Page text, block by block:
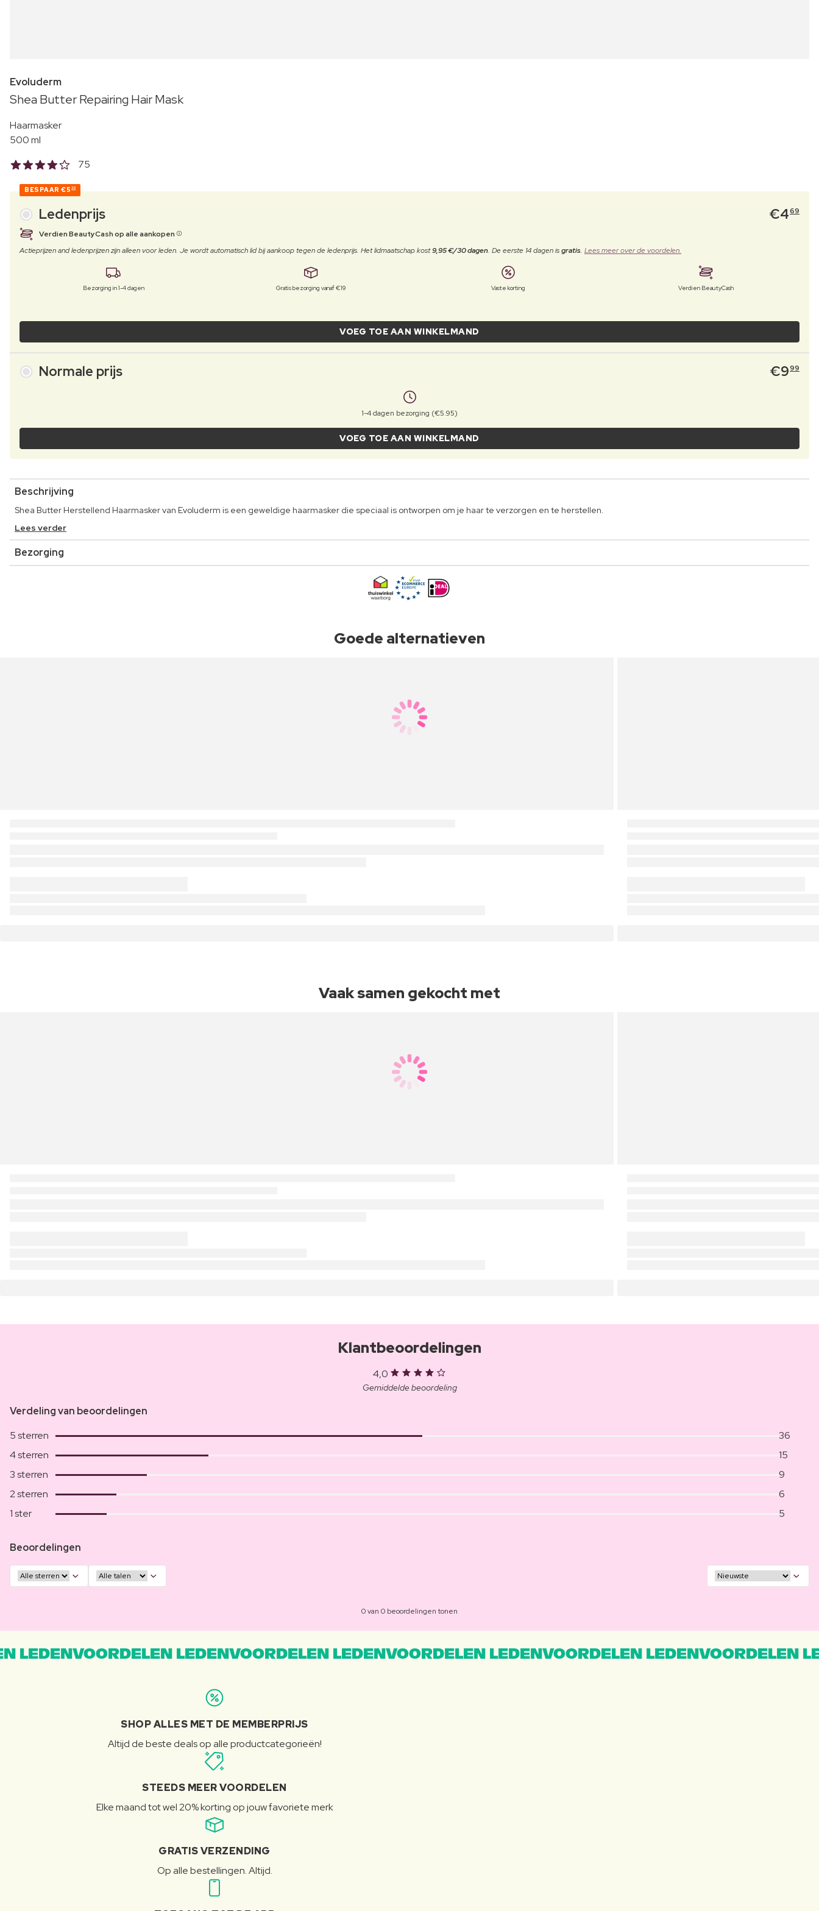
Evoluderm
Shea Butter Repairing Hair Mask
Haarmasker
500 ml
75
BESPAAR €5 30
Ledenprijs €469
Verdien BeautyCash op alle aankopen
Actieprijzen and ledenprijzen zijn alleen voor leden. Je wordt automatisch lid bij aankoop tegen de ledenprijs. Het lidmaatschap kost9,95 €/30 dagen. De eerste 14 dagen isgratis. Lees meer over de voordelen.
Bezorging in 1-4 dagen Gratis bezorging vanaf €19 Vaste korting Verdien BeautyCash
VOEG TOE AAN WINKELMAND
Normale prijs €999
1-4 dagen bezorging (€5.95)
VOEG TOE AAN WINKELMAND
Beschrijving
Shea Butter Herstellend Haarmasker van Evoluderm is een geweldige haarmasker die speciaal is ontworpen om je haar te verzorgen en te herstellen.
Lees verder
Bezorging
Goede alternatieven
Vaak samen gekocht met
Klantbeoordelingen
4,0
Gemiddelde beoordeling
Verdeling van beoordelingen
5 sterren
36
4 sterren
15
3 sterren
9
2 sterren
6
1 ster
5
Beoordelingen
0 van 0 beoordelingen tonen
LEDENVOORDELEN LEDENVOORDELEN LEDENVOORDELEN LEDENVOORDELEN
SHOP ALLES MET DE MEMBERPRIJS
Altijd de beste deals op alle productcategorieën!
STEEDS MEER VOORDELEN
Elke maand tot wel 20% korting op jouw favoriete merk
GRATIS VERZENDING
Op alle bestellingen. Altijd.